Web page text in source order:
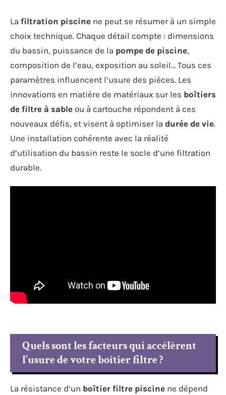
La filtration piscine ne peut se résumer à un simple
choix technique. Chaque détail compte : dimensions
du bassin, puissance de la pompe de piscine,
composition de l’eau, exposition au soleil… Tous ces
paramètres influencent l’usure des pièces. Les
innovations en matière de matériaux sur les boîtiers
de filtre à sable ou à cartouche répondent à ces
nouveaux défis, et visent à optimiser la durée de vie.
Une installation cohérente avec la réalité
d’utilisation du bassin reste le socle d’une filtration
durable.
Quels sont les facteurs qui accélèrent
l’usure de votre boîtier filtre ?
La résistance d’un boîtier filtre piscine ne dépend